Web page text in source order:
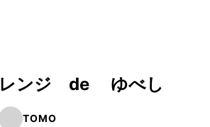
レンジ de ゆべし
TOMO